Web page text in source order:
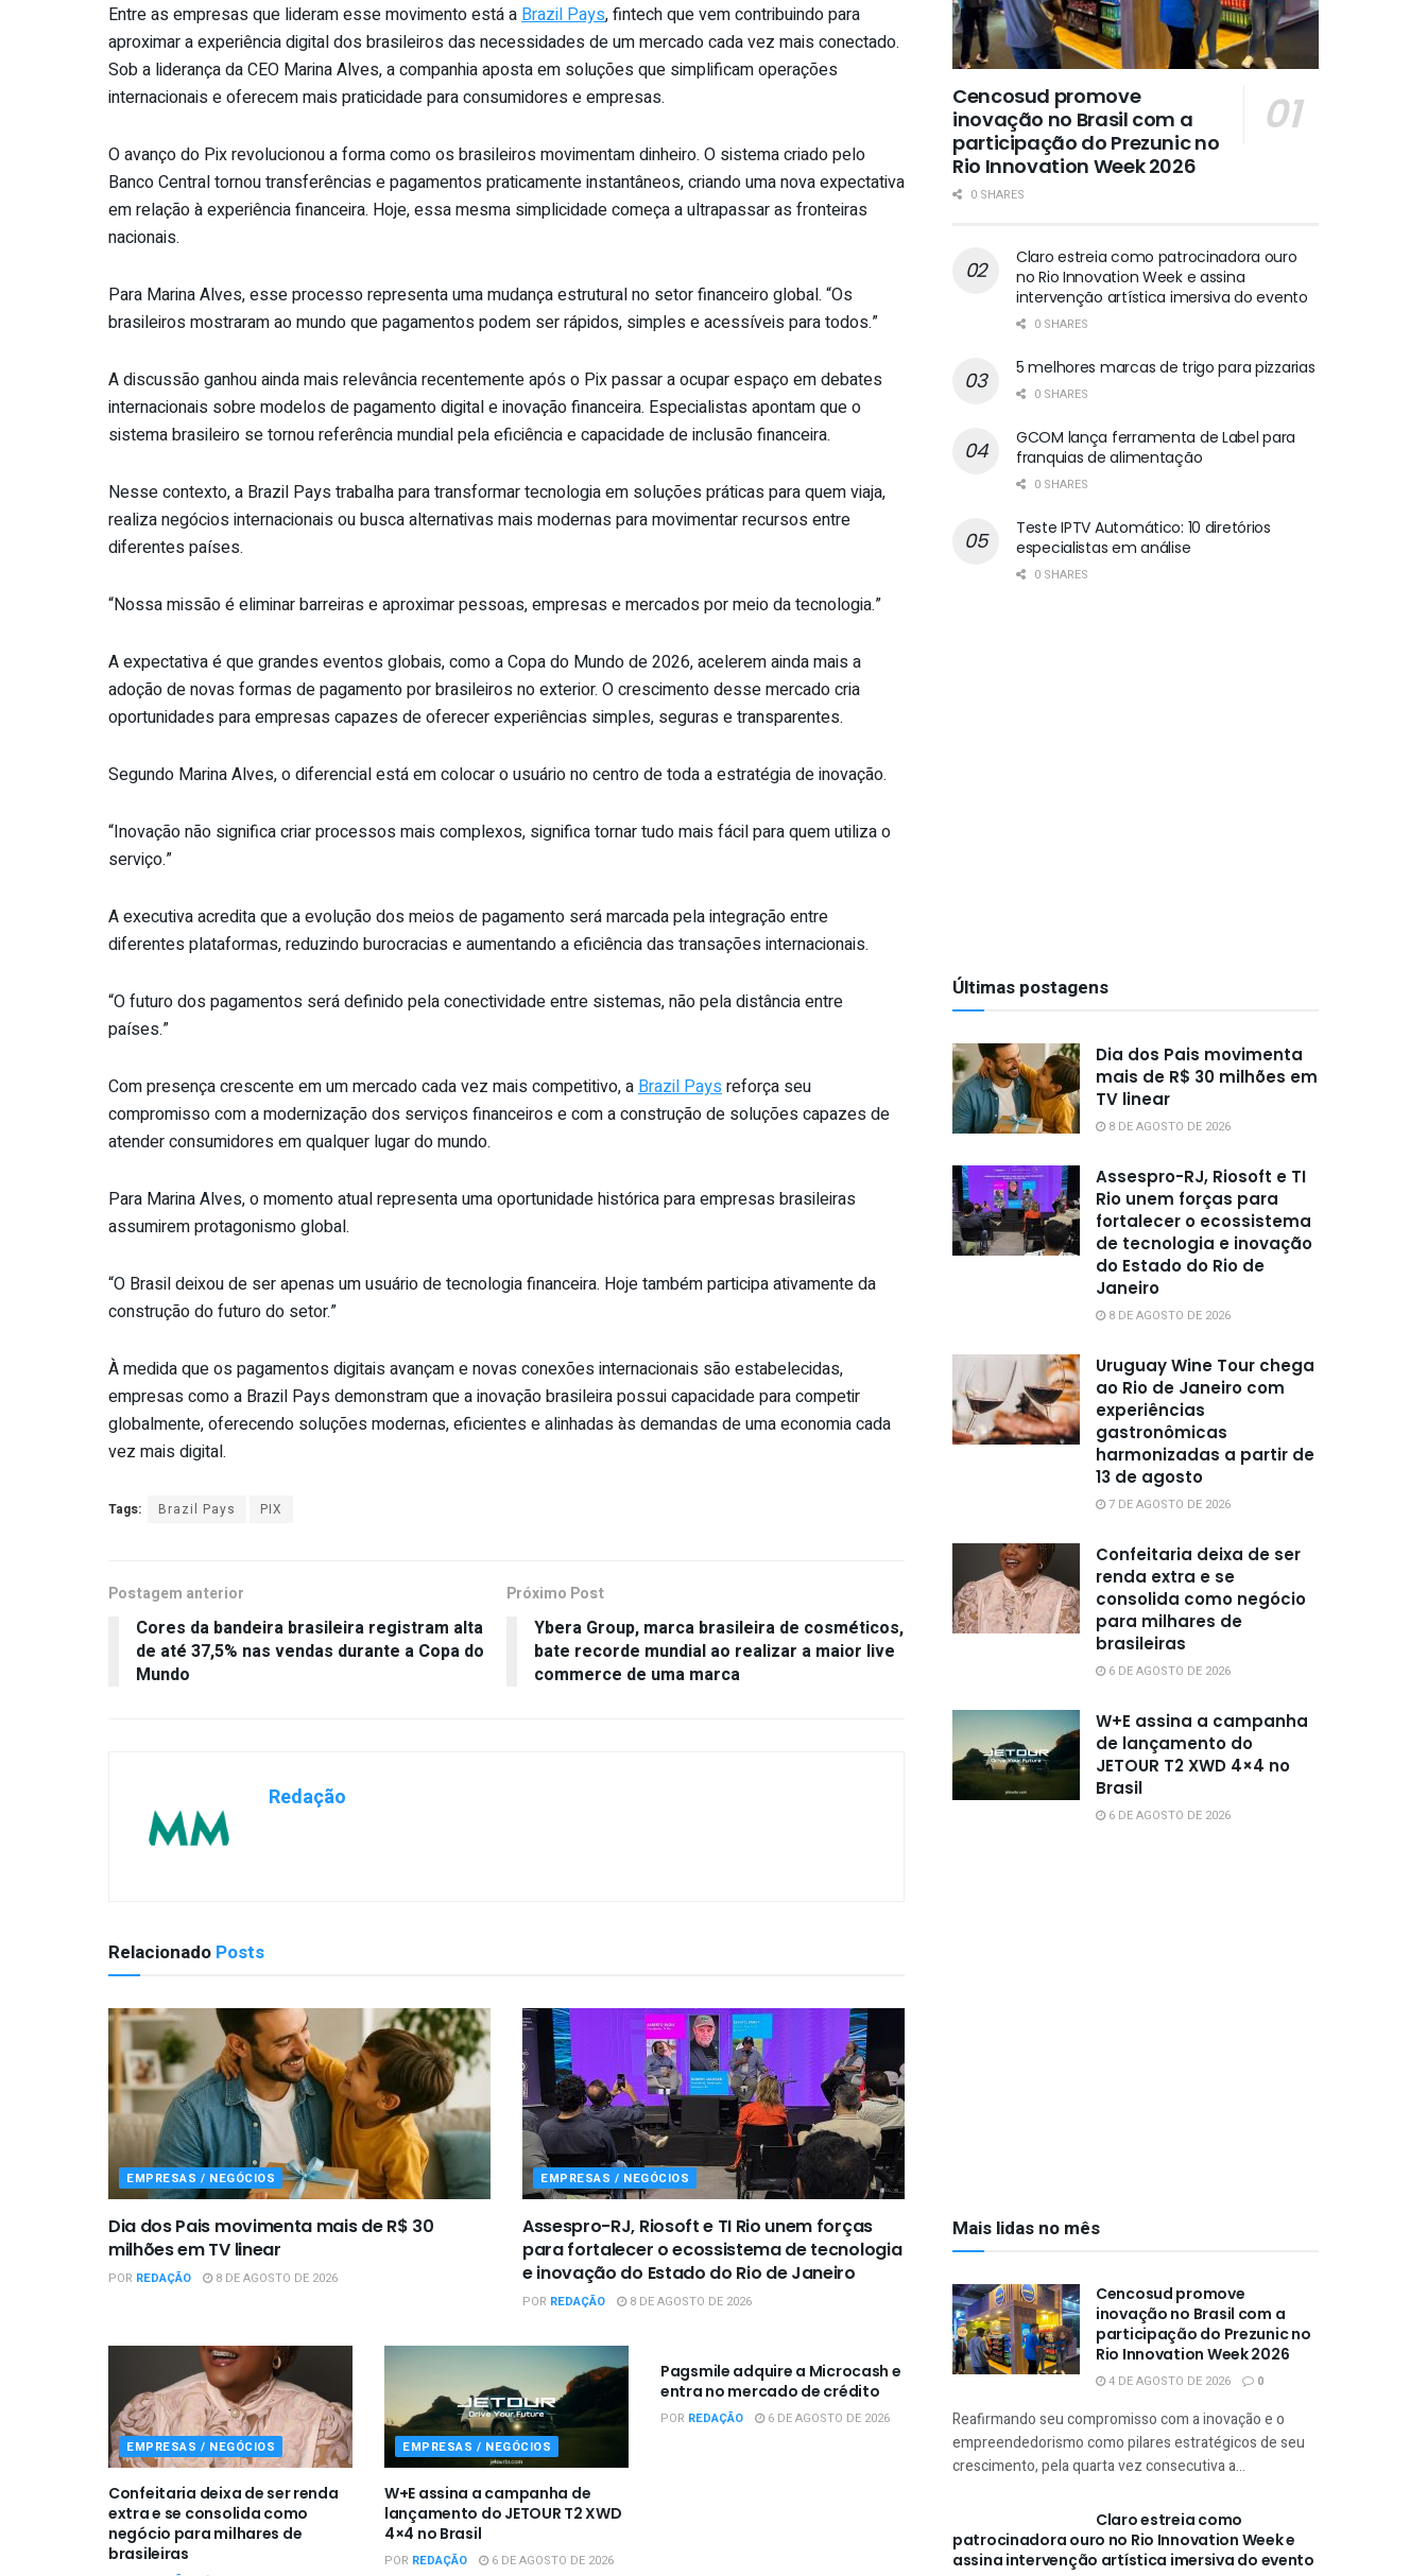
Entre as empresas que lideram esse movimento está a Brazil Pays, fintech que vem contribuindo para
aproximar a experiência digital dos brasileiros das necessidades de um mercado cada vez mais conectado.
Sob a liderança da CEO Marina Alves, a companhia aposta em soluções que simplificam operações
internacionais e oferecem mais praticidade para consumidores e empresas.
O avanço do Pix revolucionou a forma como os brasileiros movimentam dinheiro. O sistema criado pelo
Banco Central tornou transferências e pagamentos praticamente instantâneos, criando uma nova expectativa
em relação à experiência financeira. Hoje, essa mesma simplicidade começa a ultrapassar as fronteiras
nacionais.
Para Marina Alves, esse processo representa uma mudança estrutural no setor financeiro global. “Os
brasileiros mostraram ao mundo que pagamentos podem ser rápidos, simples e acessíveis para todos.”
A discussão ganhou ainda mais relevância recentemente após o Pix passar a ocupar espaço em debates
internacionais sobre modelos de pagamento digital e inovação financeira. Especialistas apontam que o
sistema brasileiro se tornou referência mundial pela eficiência e capacidade de inclusão financeira.
Nesse contexto, a Brazil Pays trabalha para transformar tecnologia em soluções práticas para quem viaja,
realiza negócios internacionais ou busca alternativas mais modernas para movimentar recursos entre
diferentes países.
“Nossa missão é eliminar barreiras e aproximar pessoas, empresas e mercados por meio da tecnologia.”
A expectativa é que grandes eventos globais, como a Copa do Mundo de 2026, acelerem ainda mais a
adoção de novas formas de pagamento por brasileiros no exterior. O crescimento desse mercado cria
oportunidades para empresas capazes de oferecer experiências simples, seguras e transparentes.
Segundo Marina Alves, o diferencial está em colocar o usuário no centro de toda a estratégia de inovação.
“Inovação não significa criar processos mais complexos, significa tornar tudo mais fácil para quem utiliza o
serviço.”
A executiva acredita que a evolução dos meios de pagamento será marcada pela integração entre
diferentes plataformas, reduzindo burocracias e aumentando a eficiência das transações internacionais.
“O futuro dos pagamentos será definido pela conectividade entre sistemas, não pela distância entre
países.”
Com presença crescente em um mercado cada vez mais competitivo, a Brazil Pays reforça seu
compromisso com a modernização dos serviços financeiros e com a construção de soluções capazes de
atender consumidores em qualquer lugar do mundo.
Para Marina Alves, o momento atual representa uma oportunidade histórica para empresas brasileiras
assumirem protagonismo global.
“O Brasil deixou de ser apenas um usuário de tecnologia financeira. Hoje também participa ativamente da
construção do futuro do setor.”
À medida que os pagamentos digitais avançam e novas conexões internacionais são estabelecidas,
empresas como a Brazil Pays demonstram que a inovação brasileira possui capacidade para competir
globalmente, oferecendo soluções modernas, eficientes e alinhadas às demandas de uma economia cada
vez mais digital.
Tags: Brazil Pays PIX
Postagem anterior
Cores da bandeira brasileira registram alta
de até 37,5% nas vendas durante a Copa do
Mundo
Próximo Post
Ybera Group, marca brasileira de cosméticos,
bate recorde mundial ao realizar a maior live
commerce de uma marca
Redação
Relacionado Posts
EMPRESAS / NEGÓCIOS
Dia dos Pais movimenta mais de R$ 30
milhões em TV linear
POR REDAÇÃO 8 DE AGOSTO DE 2026
EMPRESAS / NEGÓCIOS
Assespro-RJ, Riosoft e TI Rio unem forças
para fortalecer o ecossistema de tecnologia
e inovação do Estado do Rio de Janeiro
POR REDAÇÃO 8 DE AGOSTO DE 2026
EMPRESAS / NEGÓCIOS
Confeitaria deixa de ser renda
extra e se consolida como
negócio para milhares de
brasileiras
EMPRESAS / NEGÓCIOS
W+E assina a campanha de
lançamento do JETOUR T2 XWD
4×4 no Brasil
POR REDAÇÃO 6 DE AGOSTO DE 2026
Pagsmile adquire a Microcash e
entra no mercado de crédito
POR REDAÇÃO 6 DE AGOSTO DE 2026
Cencosud promove
inovação no Brasil com a
participação do Prezunic no
Rio Innovation Week 2026
0 SHARES
Claro estreia como patrocinadora ouro
no Rio Innovation Week e assina
intervenção artística imersiva do evento
0 SHARES
5 melhores marcas de trigo para pizzarias
0 SHARES
GCOM lança ferramenta de Label para
franquias de alimentação
0 SHARES
Teste IPTV Automático: 10 diretórios
especialistas em análise
0 SHARES
Últimas postagens
Dia dos Pais movimenta
mais de R$ 30 milhões em
TV linear
8 DE AGOSTO DE 2026
Assespro-RJ, Riosoft e TI
Rio unem forças para
fortalecer o ecossistema
de tecnologia e inovação
do Estado do Rio de
Janeiro
8 DE AGOSTO DE 2026
Uruguay Wine Tour chega
ao Rio de Janeiro com
experiências
gastronômicas
harmonizadas a partir de
13 de agosto
7 DE AGOSTO DE 2026
Confeitaria deixa de ser
renda extra e se
consolida como negócio
para milhares de
brasileiras
6 DE AGOSTO DE 2026
W+E assina a campanha
de lançamento do
JETOUR T2 XWD 4×4 no
Brasil
6 DE AGOSTO DE 2026
Mais lidas no mês
Cencosud promove
inovação no Brasil com a
participação do Prezunic no
Rio Innovation Week 2026
4 DE AGOSTO DE 2026 0
Reafirmando seu compromisso com a inovação e o
empreendedorismo como pilares estratégicos de seu
crescimento, pela quarta vez consecutiva a...
Claro estreia como
patrocinadora ouro no Rio Innovation Week e
assina intervenção artística imersiva do evento